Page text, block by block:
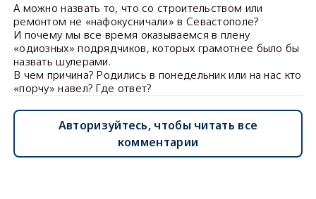
А можно назвать то, что со строительством или
ремонтом не «нафокусничали» в Севастополе?
И почему мы все время оказываемся в плену
«одиозных» подрядчиков, которых грамотнее было бы
назвать шулерами.
В чем причина? Родились в понедельник или на нас кто
«порчу» навел? Где ответ?
Авторизуйтесь, чтобы читать все
комментарии